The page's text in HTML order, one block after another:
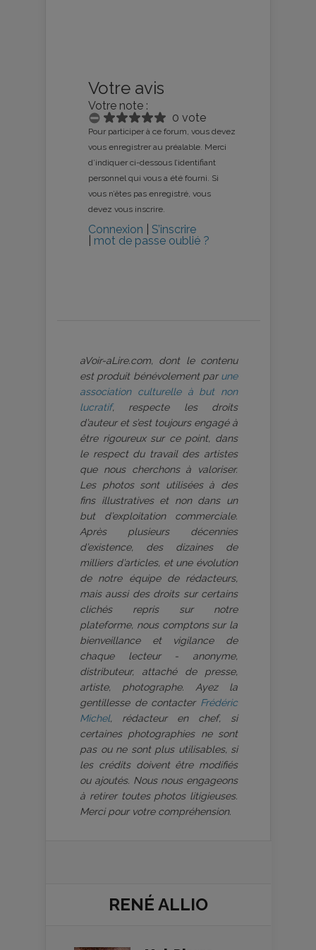
Votre avis
Votre note :
0 vote
Pour participer à ce forum, vous devez
vous enregistrer au préalable. Merci
d’indiquer ci-dessous l’identifiant
personnel qui vous a été fourni. Si
vous n’êtes pas enregistré, vous
devez vous inscrire.
Connexion
S’inscrire
mot de passe oublié ?
aVoir-aLire.com, dont le contenu
est produit bénévolement par une
association culturelle à but non
lucratif, respecte les droits
d’auteur et s’est toujours engagé à
être rigoureux sur ce point, dans
le respect du travail des artistes
que nous cherchons à valoriser.
Les photos sont utilisées à des
fins illustratives et non dans un
but d’exploitation commerciale.
Après plusieurs décennies
d’existence, des dizaines de
milliers d’articles, et une évolution
de notre équipe de rédacteurs,
mais aussi des droits sur certains
clichés repris sur notre
plateforme, nous comptons sur la
bienveillance et vigilance de
chaque lecteur - anonyme,
distributeur, attaché de presse,
artiste, photographe. Ayez la
gentillesse de contacter Frédéric
Michel, rédacteur en chef, si
certaines photographies ne sont
pas ou ne sont plus utilisables, si
les crédits doivent être modifiés
ou ajoutés. Nous nous engageons
à retirer toutes photos litigieuses.
Merci pour votre compréhension.
RENÉ ALLIO